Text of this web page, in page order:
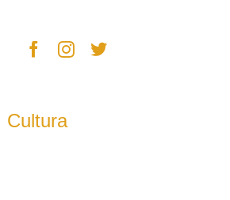
Cultura